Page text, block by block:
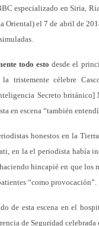
especializado en Siria,
Oriental) el 7 de abril de
todo estodesde el
la tristemente célebre
Secreto
en escena “también
honestos en la
en la el periodista había
hincapié en que los
“como provocación”.
de esta escena en el
de Seguridad